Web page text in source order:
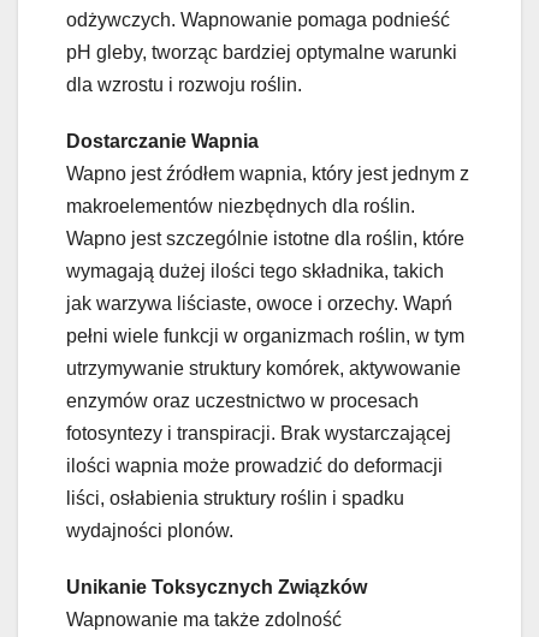
odżywczych. Wapnowanie pomaga podnieść
pH gleby, tworząc bardziej optymalne warunki
dla wzrostu i rozwoju roślin.
Dostarczanie Wapnia
Wapno jest źródłem wapnia, który jest jednym z
makroelementów niezbędnych dla roślin.
Wapno jest szczególnie istotne dla roślin, które
wymagają dużej ilości tego składnika, takich
jak warzywa liściaste, owoce i orzechy. Wapń
pełni wiele funkcji w organizmach roślin, w tym
utrzymywanie struktury komórek, aktywowanie
enzymów oraz uczestnictwo w procesach
fotosyntezy i transpiracji. Brak wystarczającej
ilości wapnia może prowadzić do deformacji
liści, osłabienia struktury roślin i spadku
wydajności plonów.
Unikanie Toksycznych Związków
Wapnowanie ma także zdolność